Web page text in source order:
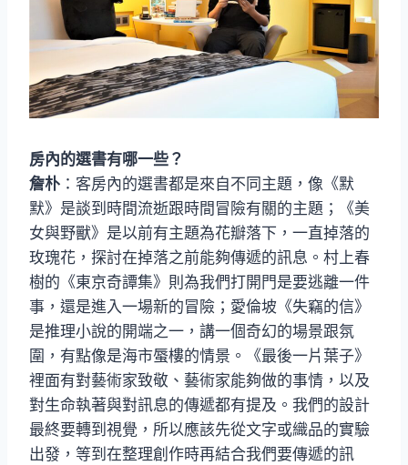
房內的選書有哪一些？
詹朴 ：客房內的選書都是來自不同主題，像《默
默》是談到時間流逝跟時間冒險有關的主題；《美
女與野獸》是以前有主題為花瓣落下，一直掉落的
玫瑰花，探討在掉落之前能夠傳遞的訊息。村上春
樹的《東京奇譚集》則為我們打開門是要逃離一件
事，還是進入一場新的冒險；愛倫坡《失竊的信》
是推理小說的開端之一，講一個奇幻的場景跟氛
圍，有點像是海市蜃樓的情景。《最後一片葉子》
裡面有對藝術家致敬、藝術家能夠做的事情，以及
對生命執著與對訊息的傳遞都有提及。我們的設計
最終要轉到視覺，所以應該先從文字或織品的實驗
出發，等到在整理創作時再結合我們要傳遞的訊